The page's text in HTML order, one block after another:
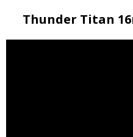
Thunder Titan